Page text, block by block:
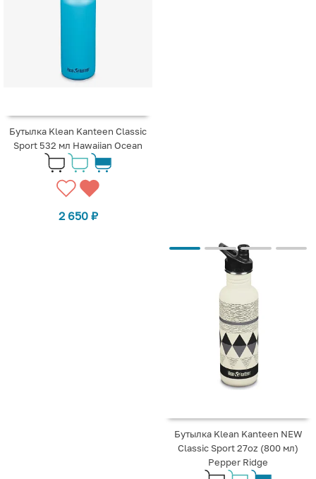
Бутылка Klean Kanteen Classic
Sport 532 мл Hawaiian Ocean
2 650 ₽
Бутылка Klean Kanteen NEW
Classic Sport 27oz (800 мл)
Pepper Ridge